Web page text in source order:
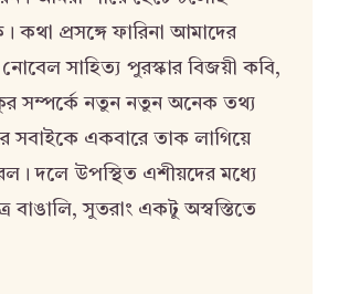
কথা প্রসঙ্গে ফারিনা আমাদের
নোবেল সাহিত্য পুরস্কার বিজয়ী কবি,
সম্পর্কে নতুন নতুন অনেক তথ্য
সবাইকে একবারে তাক লাগিয়ে
দলে উপস্থিত এশীয়দের মধ্যে
বাঙালি, সুতরাং একটু অস্বস্তিতে